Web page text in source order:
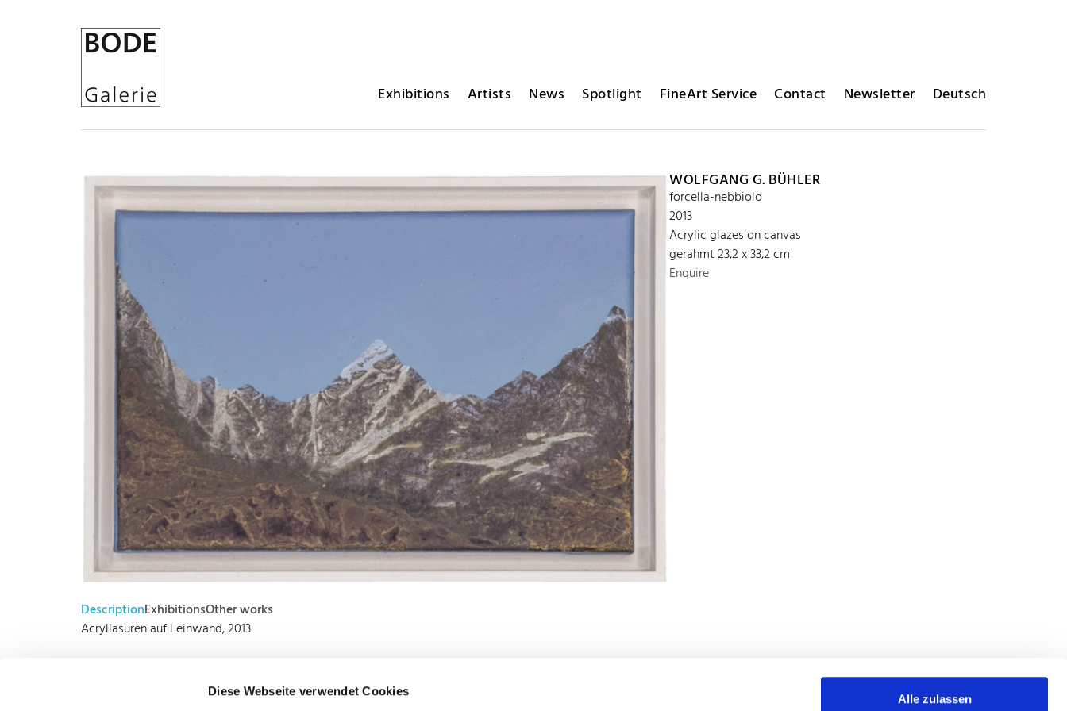
Diese Webseite verwendet Cookies
Alle zulassen
Exhibitions Artists News Spotlight FineArt Service Contact Newsletter Deutsch
WOLFGANG G. BÜHLER
forcella-nebbiolo
2013
Acrylic glazes on canvas
gerahmt 23,2 x 33,2 cm
Enquire
DescriptionExhibitionsOther works
Acryllasuren auf Leinwand, 2013